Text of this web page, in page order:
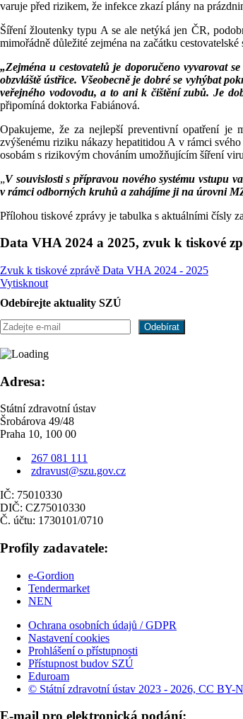
varuje před rizikem, že infekce zkazí plány na
Šíření žloutenky typu A se ale netýká jen ČR,
mimořádně důležité zejména na začátku
„Zejména u cestovatelů je doporučeno vyvarovat
obzvláště ústřice. Všeobecně je dobré se vyhýbat
veřejného vodovodu, a to ani k čištění zubů. Je
připomíná doktorka Fabiánová.
Opakujeme, že za nejlepší preventivní opatření je
zvýšenému riziku nákazy hepatitidou A v rámci
osobám s rizikovým chováním umožňujícím šíření
„V souvislosti s přípravou nového systému vstupu
v rámci odborných kruhů a zahájíme ji na úrovni
Přílohou tiskové zprávy je tabulka s aktuálními čísly
Data VHA 2024 a 2025, zvuk k tiskové
Zvuk k tiskové zprávě Data VHA 2024 - 2025
Vytisknout
Odebírejte aktuality SZÚ
Adresa:
Státní zdravotní ústav
Šrobárova 49/48
Praha 10, 100 00
267 081 111
zdravust@szu.gov.cz
IČ: 75010330
DIČ: CZ75010330
Č. účtu: 1730101/0710
Profily zadavatele:
e-Gordion
Tendermarket
NEN
Ochrana osobních údajů / GDPR
Nastavení cookies
Prohlášení o přístupnosti
Přístupnost budov SZÚ
Eduroam
© Státní zdravotní ústav 2023 - 2026, CC BY-